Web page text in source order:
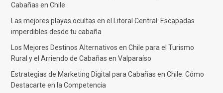
Cabañas en Chile
Las mejores playas ocultas en el Litoral Central: Escapadas
imperdibles desde tu cabaña
Los Mejores Destinos Alternativos en Chile para el Turismo
Rural y el Arriendo de Cabañas en Valparaíso
Estrategias de Marketing Digital para Cabañas en Chile: Cómo
Destacarte en la Competencia